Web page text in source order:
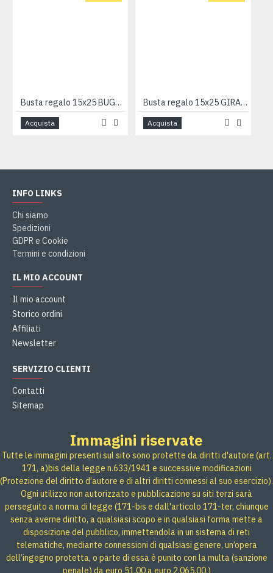
Busta regalo 15x25 BUGIE BLU 50pz
Acquista
Busta regalo 15x25 GIRANDOLA 50pz
Acquista
INFO LINKS
Chi siamo
Spedizioni
GDPR e Cookie
Termini e condizioni
IL MIO ACCOUNT
Il mio account
Storico ordini
Affiliati
Newsletter
SERVIZIO CLIENTI
Contatti
Sitemap
Immagini riservate
Tutte le immagini presenti sul sito sono protette da diritti d'autore (art.
171, a)bis della legge n.633/1941 e successive modificazioni
(Protezione del diritto d’autore e di altri diritti connessi al suo esercizio).
Ogni utilizzo non autorizzato e pubblicazione su siti terzi sarà
perseguito a norma di legge (171-bis e dall'articolo 171-ter, chiunque
senza averne diritto, a qualsiasi scopo e in qualsiasi forma mette a
disposizione del pubblico, immettendola in un sistema di reti
telematiche, mediante connessioni di qualsiasi genere, un’opera
dell’ingegno protetta, o parte di essa è punito con la multa (sanzione
penale) da euro 51,00 a euro 2.065,00.)